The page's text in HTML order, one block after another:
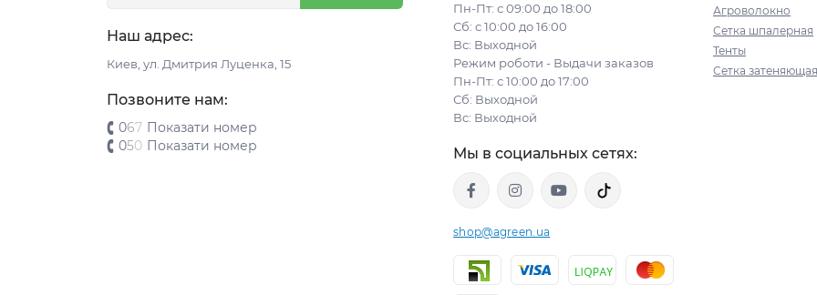
Наш адрес:
Киeв, ул. Дмитрия Луценка, 15
Позвоните нам:
067 Показати номер
050 Показати номер
Пн-Пт: с 09:00 до 18:00
Сб: с 10:00 до 16:00
Вс: Выходной
Режим роботи - Выдачи заказов
Пн-Пт: с 10:00 до 17:00
Сб: Выходной
Вс: Выходной
Мы в социальных сетях:
shop@agreen.ua
Агроволокно
Сетка шпалерная
Тенты
Сетка затеняющая